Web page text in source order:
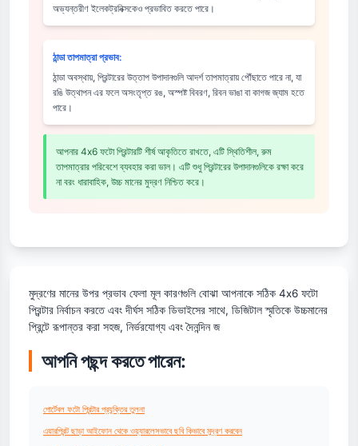
অভ্যন্তরীণ ইলেকট্রনিক্সকেও প্রভাবিত করতে পারে।
ঠান্ডা তাপমাত্রা প্রভাব:
ঠান্ডা অবস্থায়, প্রিন্টারের উত্তাপ উপাদানগুলি আদর্শ তাপমাত্রায় পৌঁছাতে পারে না, যা
রঙি উত্থাপন এর ফলে অসংতৃপ্ত রঙ, অস্পষ্ট বিবরণ, রিবন ভাঙা বা কাগজ জ্যাম হতে
পারে।
আপনার 4x6 ফটো প্রিন্টারটি শীর্ষ আকৃতিতে রাখতে, এটি স্থিতিশীল, রুম
তাপমাত্রার পরিবেশে ব্যবহার করা ভাল। এটি শুধু প্রিন্টারের উপাদানগুলিকে রক্ষা করে
না বরং ধারাবাহিক, উচ্চ মানের মুদ্রণ নিশ্চিত করে।
মুদ্রণের মানের উপর প্রভাব ফেলা মূল কারণগুলি বোঝা আপনাকে সঠিক 4x6 ফটো
প্রিন্টার নির্বাচন করতে এবং দীর্ঘস সঠিক ডিভাইসের সাথে, ডিজিটাল স্মৃতিকে উচ্চমানের
প্রিন্টে রূপান্তর করা সহজ, নির্ভরযোগ্য এবং দৈনন্দিন জ
আপনি পছন্দ করতে পারেন:
পোর্টেবল ফটো প্রিন্টার প্রযুক্তির তুলনা
এয়ারপ্রিন্ট ছাড়া আইফোন থেকে ওয়্যারলেসভাবে ছবি কিভাবে মুদ্রণ করবেন